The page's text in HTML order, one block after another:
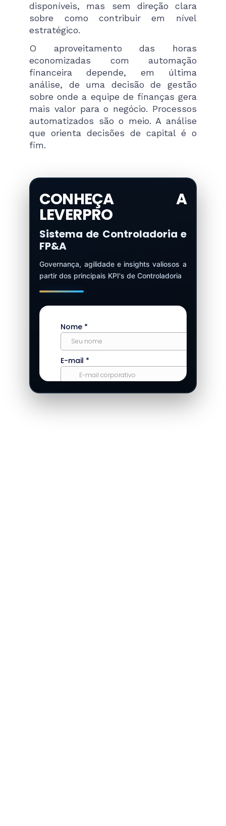
disponíveis, mas sem direção clara
sobre como contribuir em nível
estratégico.
O aproveitamento das horas
economizadas com automação
financeira depende, em última
análise, de uma decisão de gestão
sobre onde a equipe de finanças gera
mais valor para o negócio. Processos
automatizados são o meio. A análise
que orienta decisões de capital é o
fim.
CONHEÇA A
LEVERPRO
Sistema de Controladoria e
FP&A
Governança, agilidade e insights valiosos a
partir dos principais KPI's de Controladoria